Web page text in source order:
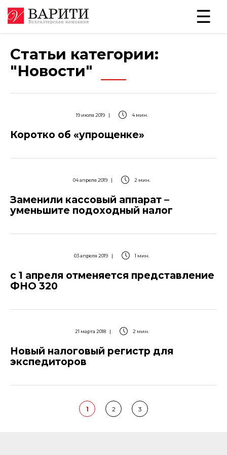
Статьи категории:
"Новости"
19 июля 2019 | 4 мин.
Коротко об «упрощенке»
04 апреля 2019 | 2 мин.
Заменили кассовый аппарат –
уменьшите подоходный налог
03 апреля 2019 | 1 мин.
с 1 апреля отменяется представление
ФНО 320
21 марта 2018 | 2 мин.
Новый налоговый регистр для
экспедиторов
1 2 3